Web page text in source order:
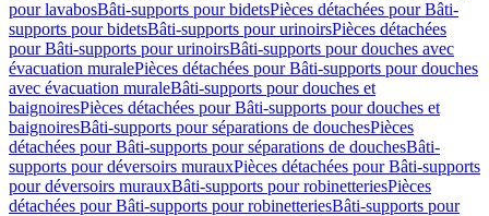
pour lavabosBâti-supports pour bidetsPièces détachées pour Bâti-
supports pour bidetsBâti-supports pour urinoirsPièces détachées
pour Bâti-supports pour urinoirsBâti-supports pour douches avec
évacuation muralePièces détachées pour Bâti-supports pour douches
avec évacuation muraleBâti-supports pour douches et
baignoiresPièces détachées pour Bâti-supports pour douches et
baignoiresBâti-supports pour séparations de douchesPièces
détachées pour Bâti-supports pour séparations de douchesBâti-
supports pour déversoirs murauxPièces détachées pour Bâti-supports
pour déversoirs murauxBâti-supports pour robinetteriesPièces
détachées pour Bâti-supports pour robinetteriesBâti-supports pour